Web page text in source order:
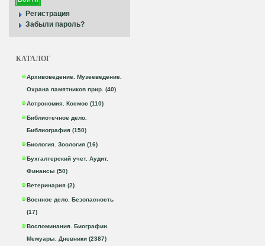
Регистрация
Забыли пароль?
КАТАЛОГ
Архивоведение. Музееведение.
Охрана памятников прир. (40)
Астрономия. Космос (110)
Библиотечное дело.
Библиография (150)
Биология. Зоология (16)
Бухгалтерский учет. Аудит.
Финансы (50)
Ветеринария (2)
Военное дело. Безопасность
(17)
Воспоминания. Биографии.
Мемуары. Дневники (2387)